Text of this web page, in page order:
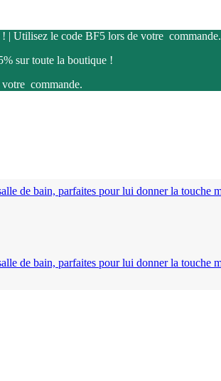
| Utilisez le code BF5 lors de votre commande.
sur toute la boutique !
commande.